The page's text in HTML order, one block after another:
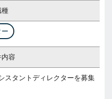
種
容
スタントディレクターを募集